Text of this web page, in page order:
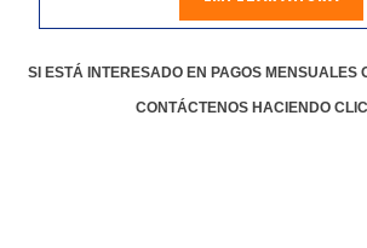
SI ESTÁ INTERESADO EN PAGOS MENSUALES
CONTÁCTENOS HACIENDO CLIC